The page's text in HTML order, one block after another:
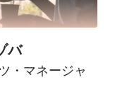
バ
・マネージャ